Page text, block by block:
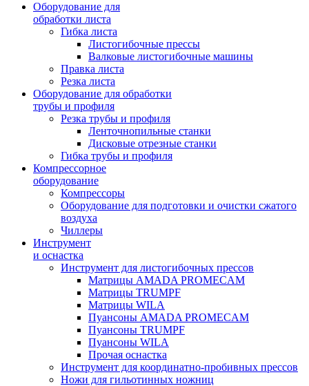
Оборудование для
обработки листа
Гибка листа
Листогибочные прессы
Валковые листогибочные машины
Правка листа
Резка листа
Оборудование для обработки
трубы и профиля
Резка трубы и профиля
Ленточнопильные станки
Дисковые отрезные станки
Гибка трубы и профиля
Компрессорное
оборудование
Компрессоры
Оборудование для подготовки и очистки сжатого
воздуха
Чиллеры
Инструмент
и оснастка
Инструмент для листогибочных прессов
Матрицы AMADA PROMECAM
Матрицы TRUMPF
Матрицы WILA
Пуансоны AMADA PROMECAM
Пуансоны TRUMPF
Пуансоны WILA
Прочая оснастка
Инструмент для координатно-пробивных прессов
Ножи для гильотинных ножниц